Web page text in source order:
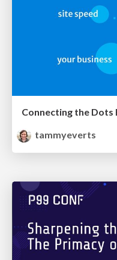
tammyeverts